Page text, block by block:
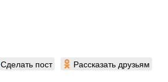
Сделать пост Рассказать друзьям